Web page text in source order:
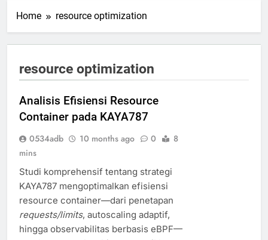
Home resource optimization
resource optimization
Analisis Efisiensi Resource
Container pada KAYA787
0534adb 10 months ago 0
8
mins
Studi komprehensif tentang strategi
KAYA787 mengoptimalkan efisiensi
resource container—dari penetapan
requests/limits, autoscaling adaptif,
hingga observabilitas berbasis eBPF—